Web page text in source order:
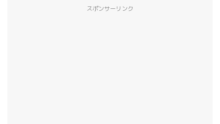
スポンサーリンク